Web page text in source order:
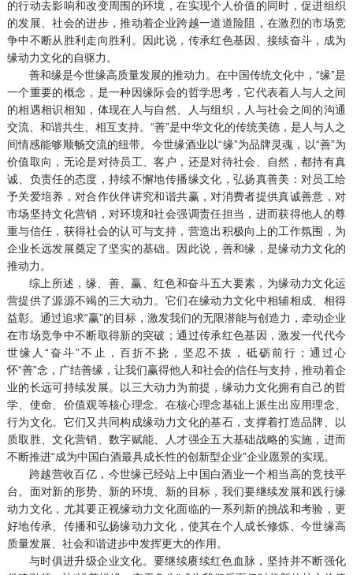
的行动去影响和改变周围的环境，在实现个人价值的同时，促进组织
的发展、社会的进步，推动着企业跨越一道道险阻，在激烈的市场竞
争中不断从胜利走向胜利。因此说，传承红色基因、接续奋斗，成为
缘动力文化的自驱力。
善和缘是今世缘高质量发展的推动力。在中国传统文化中，“缘”是
一个重要的概念，是一种因缘际会的哲学思考，它代表着人与人之间
的相遇相识相知，体现在人与自然、人与组织，人与社会之间的沟通
交流、和谐共生、相互支持。“善”是中华文化的传统美德，是人与人之
间情感能够顺畅交流的纽带。今世缘酒业以“缘”为品牌灵魂，以“善”为
价值取向，无论是对待员工、客户，还是对待社会、自然，都持有真
诚、负责任的态度，持续不懈地传播缘文化，弘扬真善美：对员工给
予关爱培养，对合作伙伴讲究和谐共赢，对消费者提供真诚善意，对
市场坚持文化营销，对环境和社会强调责任担当，进而获得他人的尊
重与信任，获得社会的认可与支持，营造出积极向上的工作氛围，为
企业长远发展奠定了坚实的基础。因此说，善和缘，是缘动力文化的
推动力。
综上所述，缘、善、赢、红色和奋斗五大要素，为缘动力文化运
营提供了源源不竭的三大动力。它们在缘动力文化中相辅相成、相得
益彰。通过追求“赢”的目标，激发我们的无限潜能与创造力，牵动企业
在市场竞争中不断取得新的突破；通过传承红色基因，激发一代代今
世缘人“奋斗”不止，百折不挠，坚忍不拔，砥砺前行；通过心
怀“善”念，广结善缘，让我们赢得他人和社会的信任与支持，推动着企
业的长远可持续发展。以三大动力为前提，缘动力文化拥有自己的哲
学、使命、价值观等核心理念。在核心理念基础上派生出应用理念、
行为文化。它们又共同构成缘动力文化的基石，支撑着打造品牌、以
质取胜、文化营销、数字赋能、人才强企五大基础战略的实施，进而
不断推进“成为中国白酒最具成长性的创新型企业”企业愿景的实现。
跨越营收百亿，今世缘已经站上中国白酒业一个相当高的竞技平
台。面对新的形势、新的环境、新的目标，我们要继续发展和践行缘
动力文化，尤其要正视缘动力文化面临的一系列新的挑战和考验，更
好地传承、传播和弘扬缘动力文化，使其在个人成长修炼、今世缘高
质量发展、社会和谐进步中发挥更大的作用。
与时俱进升级企业文化。要继续赓续红色血脉，坚持并不断强化